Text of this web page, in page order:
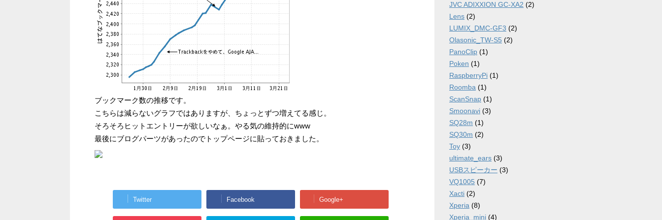
ブックマーク数の推移です。
こちらは減らないグラフではありますが、ちょっとずつ増えてる感じ。
そろそろヒットエントリーが欲しいなぁ。やる気の維持的にwww
最後にブログパーツがあったのでトップページに貼っておきました。
Twitter Facebook Google+
JVC ADIXXION GC-XA2 (2)
Lens (2)
LUMIX_DMC-GF3 (2)
Olasonic_TW-S5 (2)
PanoClip (1)
Poken (1)
RaspberryPi (1)
Roomba (1)
ScanSnap (1)
Smoonavi (3)
SQ28m (1)
SQ30m (2)
Toy (3)
ultimate_ears (3)
USBスピーカー (3)
VQ1005 (7)
Xacti (2)
Xperia (8)
Xperia_mini (4)